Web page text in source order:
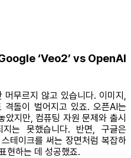
Google ‘Veo2’ vs OpenAI
무르지 않고 있습니다. 이미지,
돌이 벌어지고 있죠. 오픈AI는
았지만, 컴퓨팅 자원 문제와 출시
는 못했습니다. 반면, 구글은
테이크를 써는 장면처럼 복잡하
현하는 데 성공했죠.